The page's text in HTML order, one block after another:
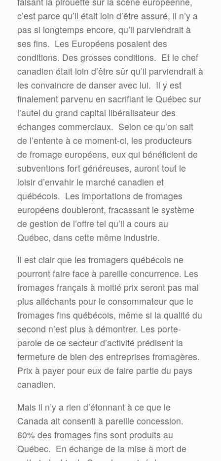
c’est parce qu’il était loin d’être assuré, il n’y a
pas si longtemps encore, qu’il parviendrait à
ses fins. Les Européens posaient des
conditions. Des grosses conditions. Et le chef
canadien était loin d’être sûr qu’il parviendrait à
les convaincre de danser avec lui. Il y est
finalement parvenu en sacrifiant le Québec sur
l’autel du grand capital libéralisateur des
échanges commerciaux. Selon ce qu’on sait
de l’entente à ce moment-ci, les producteurs
de fromage européens, eux qui bénéficient de
subventions fort généreuses, auront tout le
loisir d’envahir le marché canadien et
québécois. Les importations de fromages
européens doubleront, fracassant le système
de gestion de l’offre tel qu’il a cours au
Québec, dans cette même industrie.
Il est clair que les fromagers québécois ne
pourront faire face à pareille concurrence. Les
fromages français à moitié prix seront pas mal
plus alléchants pour le consommateur que le
fromages fins québécois, même si la qualité du
second n’est plus à démontrer. Les porte-
parole de ce secteur d’activité prédisent la
fermeture de bien des entreprises fromagères.
Prix à payer pour eux de faire partie du pays
canadien.
Mais il n’y a rien d’étonnant à ce que le
Canada ait consenti à pareille concession.
60% des fromages fins sont produits au
Québec. En échange de la mise à mort de